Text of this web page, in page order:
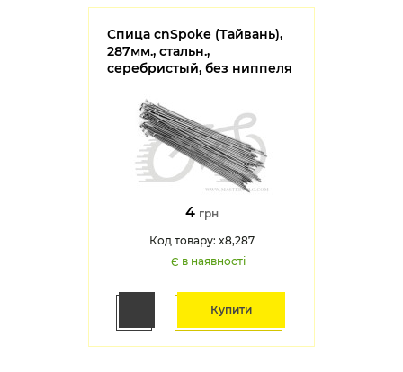
Спица cnSpoke (Тайвань),
287мм., стальн.,
серебристый, без ниппеля
4 грн
Код товару: x8,287
Є в наявності
Купити